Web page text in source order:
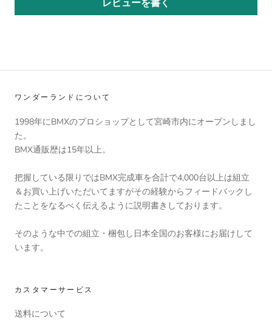
レビューを書く
ワンダーランドについて
1998年にBMXのプロショップとして宮崎市内にオープンしまし
た。
BMX通販歴は15年以上。
把握している限りではBMX完成車を合計で4,000台以上は組立
＆お買い上げいただいてますがその経験からフィードバックし
たことをなるべく伝えるように説明書きしております。
そのような中での組立・梱包し日本全国のお客様にお届けして
います。
カスタマーサービス
送料について